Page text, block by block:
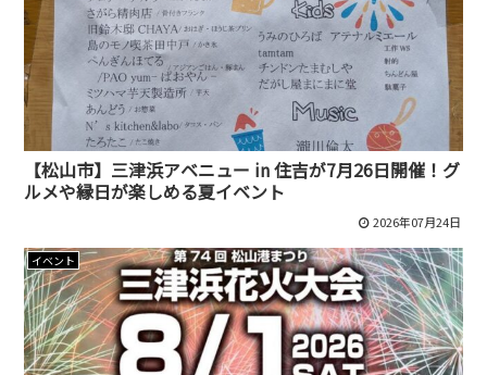
【松山市】三津浜アベニュー in 住吉が7月26日開催！グ
ルメや縁日が楽しめる夏イベント
2026年07月24日
イベント